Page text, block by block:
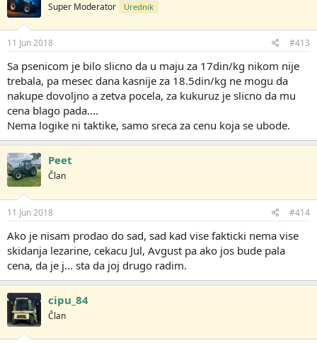
Super Moderator Urednik
11 Jun 2018 #413
Sa psenicom je bilo slicno da u maju za 17din/kg nikom nije
trebala, pa mesec dana kasnije za 18.5din/kg ne mogu da
nakupe dovoljno a zetva pocela, za kukuruz je slicno da mu
cena blago pada....
Nema logike ni taktike, samo sreca za cenu koja se ubode.
Peet
Član
11 Jun 2018 #414
Ako je nisam prodao do sad, sad kad vise fakticki nema vise
skidanja lezarine, cekacu Jul, Avgust pa ako jos bude pala
cena, da je j... sta da joj drugo radim.
cipu_84
Član